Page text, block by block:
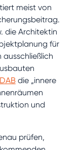
meist von
die Architektin
für
DABdie „innere
und
prüfen,